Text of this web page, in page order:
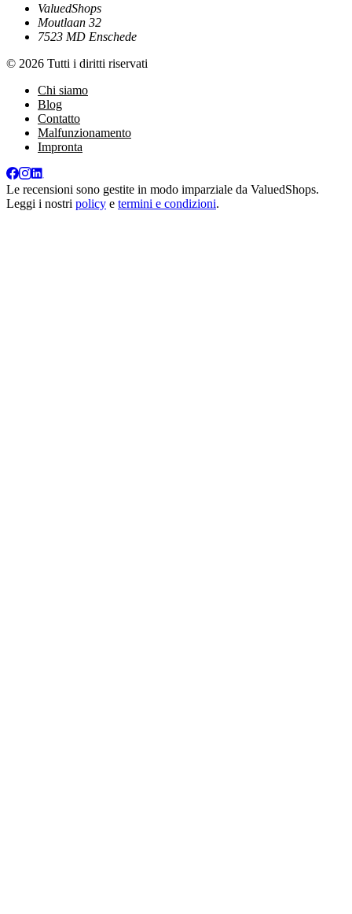
ValuedShops
Moutlaan 32
7523 MD Enschede
© 2026 Tutti i diritti riservati
Chi siamo
Blog
Contatto
Malfunzionamento
Impronta
Le recensioni sono gestite in modo imparziale da ValuedShops.
Leggi i nostri policy e termini e condizioni.